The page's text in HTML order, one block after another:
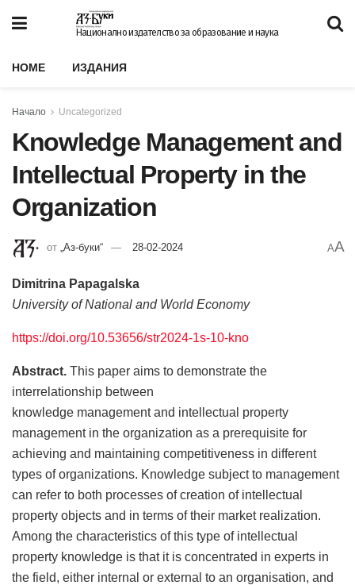
Национално издателство за образование и наука
HOME ИЗДАНИЯ
Начало Uncategorized
Knowledge Management and
Intellectual Property in the
Organization
от „Аз-буки“ 28-02-2024 AA
Dimitrina Papagalska
University of National and World Economy
https://doi.org/10.53656/str2024-1s-10-kno
Abstract. This paper aims to demonstrate the
interrelationship between
knowledge management and intellectual property
management in the organization as a prerequisite for
achieving and maintaining competitiveness in different
types of organizations. Knowledge subject to management
can refer to both processes of creation of intellectual
property objects and in terms of their market realization.
Among the characteristics of this type of intellectual
property knowledge is that it is concentrated in experts in
the field, either internal or external to an organisation, and